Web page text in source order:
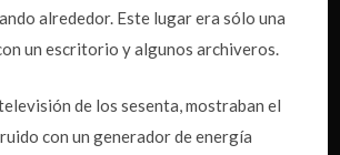
alrededor. Este lugar era sólo una
un escritorio y algunos archiveros.
de los sesenta, mostraban el
con un generador de energía